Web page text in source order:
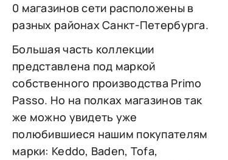
0 магазинов сети расположены в
разных районах Санкт-Петербурга.
Большая часть коллекции
представлена под маркой
собственного производства Primo
Passo. Но на полках магазинов так
же можно увидеть уже
полюбившиеся нашим покупателям
марки: Keddo, Baden, Tofa,